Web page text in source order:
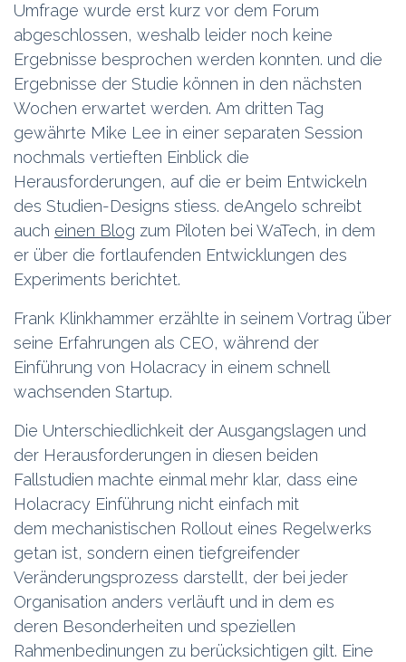
Umfrage wurde erst kurz vor dem Forum
abgeschlossen, weshalb leider noch keine
Ergebnisse besprochen werden konnten. und die
Ergebnisse der Studie können in den nächsten
Wochen erwartet werden. Am dritten Tag
gewährte Mike Lee in einer separaten Session
nochmals vertieften Einblick die
Herausforderungen, auf die er beim Entwickeln
des Studien-Designs stiess. deAngelo schreibt
auch einen Blog zum Piloten bei WaTech, in dem
er über die fortlaufenden Entwicklungen des
Experiments berichtet.
Frank Klinkhammer erzählte in seinem Vortrag über
seine Erfahrungen als CEO, während der
Einführung von Holacracy in einem schnell
wachsenden Startup.
Die Unterschiedlichkeit der Ausgangslagen und
der Herausforderungen in diesen beiden
Fallstudien machte einmal mehr klar, dass eine
Holacracy Einführung nicht einfach mit
dem mechanistischen Rollout eines Regelwerks
getan ist, sondern einen tiefgreifender
Veränderungsprozess darstellt, der bei jeder
Organisation anders verläuft und in dem es
deren Besonderheiten und speziellen
Rahmenbedinungen zu berücksichtigen gilt. Eine